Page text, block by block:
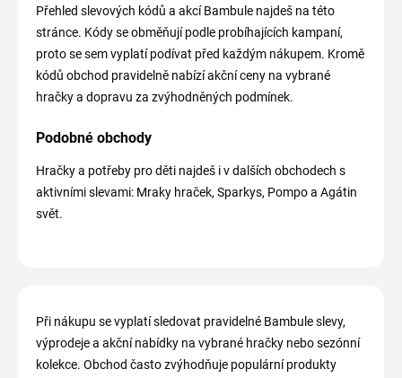
Přehled slevových kódů a akcí Bambule najdeš na této
stránce. Kódy se obměňují podle probíhajících kampaní,
proto se sem vyplatí podívat před každým nákupem. Kromě
kódů obchod pravidelně nabízí akční ceny na vybrané
hračky a dopravu za zvýhodněných podmínek.
Podobné obchody
Hračky a potřeby pro děti najdeš i v dalších obchodech s
aktivními slevami: Mraky hraček, Sparkys, Pompo a Agátin
svět.
Při nákupu se vyplatí sledovat pravidelné Bambule slevy,
výprodeje a akční nabídky na vybrané hračky nebo sezónní
kolekce. Obchod často zvýhodňuje populární produkty